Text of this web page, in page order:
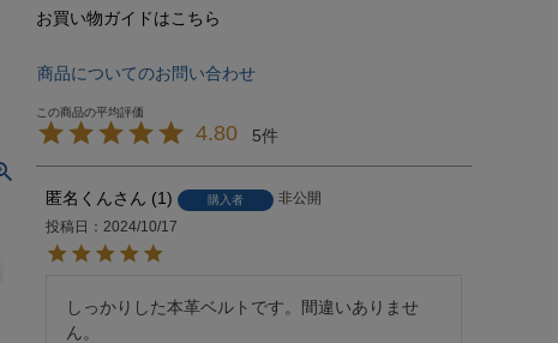
お買い物ガイドはこちら
商品についてのお問い合わせ
4.80 5
匿名くん 1 購入者
非公開
投稿日
2024/10/17
しっかりした本革ベルトです。間違いありませ
ん。